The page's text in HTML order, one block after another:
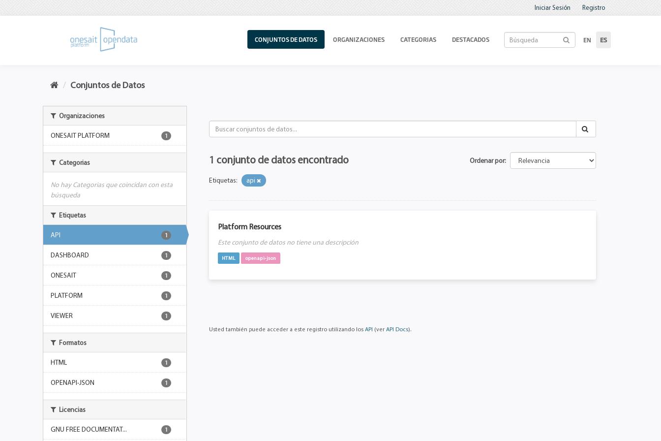
Iniciar Sesión Registro
CONJUNTOS DE DATOS ORGANIZACIONES CATEGORIAS DESTACADOS EN ES
Conjuntos de Datos
Organizaciones
ONESAIT PLATFORM 1
Categorias
No hay Categorias que coincidan con esta
búsqueda
Etiquetas
API 1
DASHBOARD 1
ONESAIT 1
PLATFORM 1
VIEWER 1
Formatos
HTML 1
OPENAPI-JSON 1
Licencias
GNU FREE DOCUMENTAT... 1
Ordenar por
1 conjunto de datos encontrado
Etiquetas: api
Platform Resources
Este conjunto de datos no tiene una descripción
HTML openapi-json
Usted también puede acceder a este registro utilizando los API (ver API Docs).